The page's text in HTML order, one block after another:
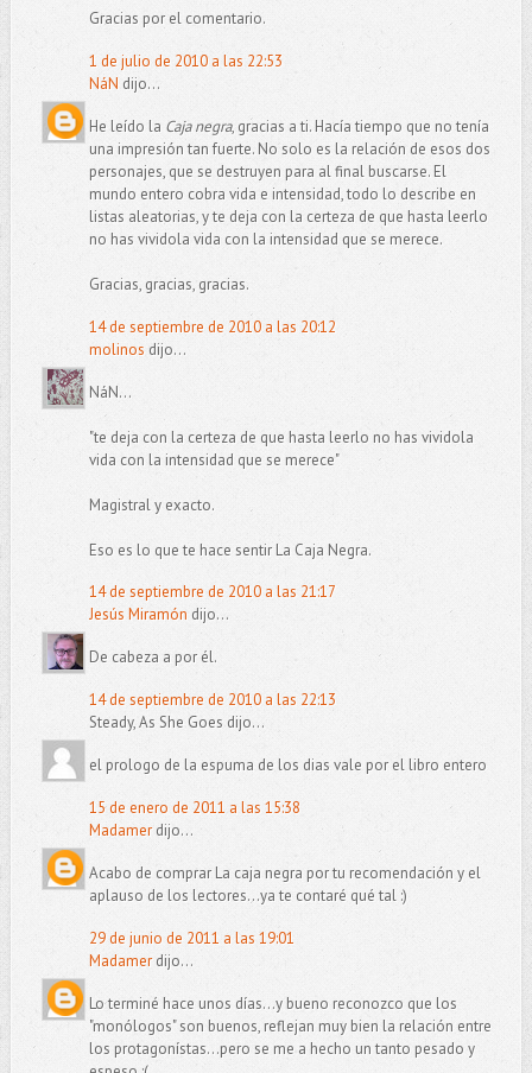
Gracias por el comentario.
1 de julio de 2010 a las 22:53
NáN dijo...
He leído la Caja negra, gracias a ti. Hacía tiempo que no tenía
una impresión tan fuerte. No solo es la relación de esos dos
personajes, que se destruyen para al final buscarse. El
mundo entero cobra vida e intensidad, todo lo describe en
listas aleatorias, y te deja con la certeza de que hasta leerlo
no has vividola vida con la intensidad que se merece.
Gracias, gracias, gracias.
14 de septiembre de 2010 a las 20:12
molinos dijo...
NáN...
"te deja con la certeza de que hasta leerlo no has vividola
vida con la intensidad que se merece"
Magistral y exacto.
Eso es lo que te hace sentir La Caja Negra.
14 de septiembre de 2010 a las 21:17
Jesús Miramón dijo...
De cabeza a por él.
14 de septiembre de 2010 a las 22:13
Steady, As She Goes dijo...
el prologo de la espuma de los dias vale por el libro entero
15 de enero de 2011 a las 15:38
Madamerdijo...
Acabo de comprar La caja negra por tu recomendación y el
aplauso de los lectores...ya te contaré qué tal :)
29 de junio de 2011 a las 19:01
Madamerdijo...
Lo terminé hace unos días...y bueno reconozco que los
"monólogos" son buenos, reflejan muy bien la relación entre
los protagonístas...pero se me a hecho un tanto pesado y